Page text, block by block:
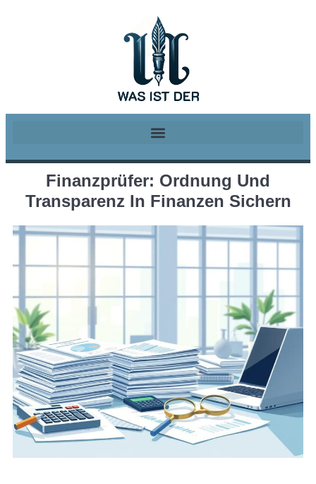
Finanzprüfer: Ordnung Und
Transparenz In Finanzen Sichern